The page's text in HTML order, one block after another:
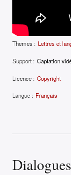
Themes : Lettres et
Support : Captation
Licence : Copyright
Langue : Français